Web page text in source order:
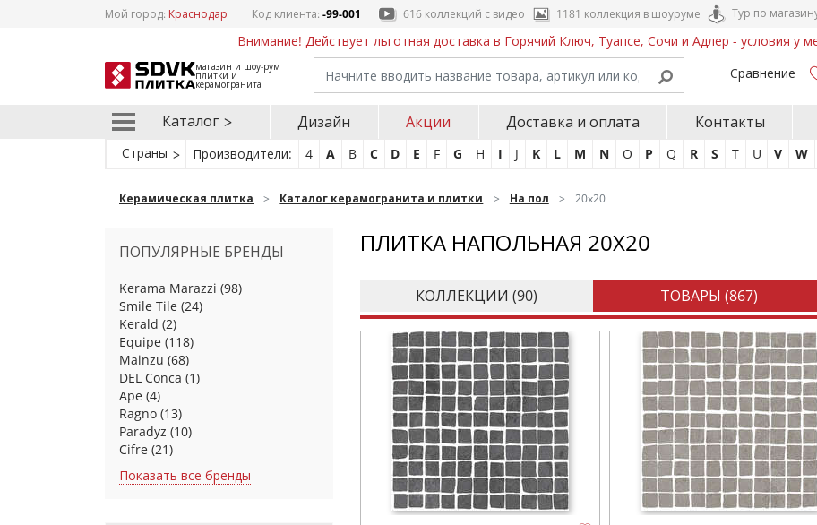
Мой город: Краснодар Код клиента:-99-001 616 коллекций с видео 1181 коллекция в шоуруме Тур по
Внимание! Действует льготная доставка в Горячий Ключ, Туапсе, Сочи и Адлер - условия у
магазин и шоу-рум
плитки и
керамогранита
Сравнение
Каталог Дизайн Акции Доставка и оплата Контакты
Страны Производители: 4 A B C D E F G H I J K L M N O P Q R S T U V W
Керамическая плитка Каталог керамогранита и плитки На пол 20x20
ПОПУЛЯРНЫЕ БРЕНДЫ
Kerama Marazzi (98)
Smile Tile (24)
Kerald (2)
Equipe (118)
Mainzu (68)
DEL Conca (1)
Ape (4)
Ragno (13)
Paradyz (10)
Cifre (21)
Показать все бренды
ПЛИТКА НАПОЛЬНАЯ 20X20
КОЛЛЕКЦИИ (90) ТОВАРЫ (867)